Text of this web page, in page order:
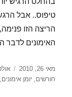
טיפוס.. אבל
הריצה הזו
האימונים לדבר
פורסם
בתאריך
מאי 26, 2010
חורשים,יומן אימונים,